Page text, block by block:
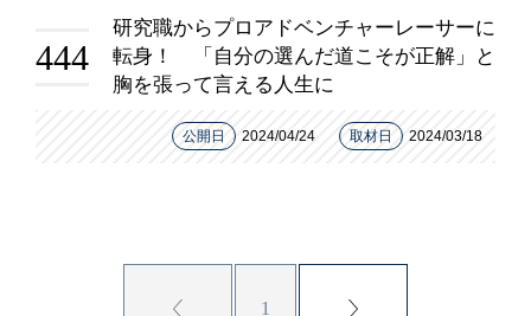
444
研究職からプロアドベンチャーレーサーに
転身！ 「自分の選んだ道こそが正解」と
胸を張って言える人生に
公開日 2024/04/24 取材日 2024/03/18
1